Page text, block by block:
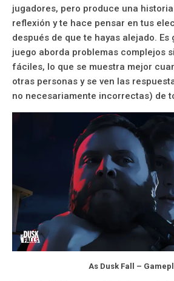
jugadores, pero produce una
reflexión y te hace pensar en tus
después de que te hayas alejado. Es
juego aborda problemas complejos
fáciles, lo que se muestra mejor
otras personas y se ven las
no necesariamente incorrectas) de
As Dusk Fall –